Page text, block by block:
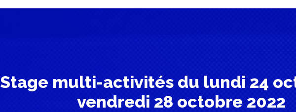
Stage multi-activités du lundi 24
vendredi 28 octobre 2022